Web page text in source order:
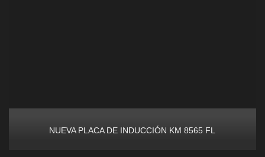
NUEVA PLACA DE INDUCCIÓN KM 8565 FL